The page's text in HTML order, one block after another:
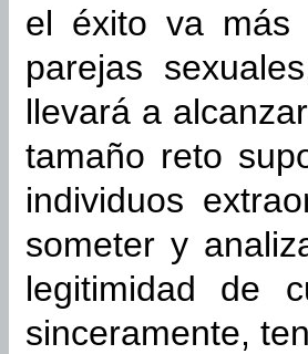
el éxito va más
parejas
llevará a
tamaño reto
individuos
someter y
legitimidad de
sinceramente,